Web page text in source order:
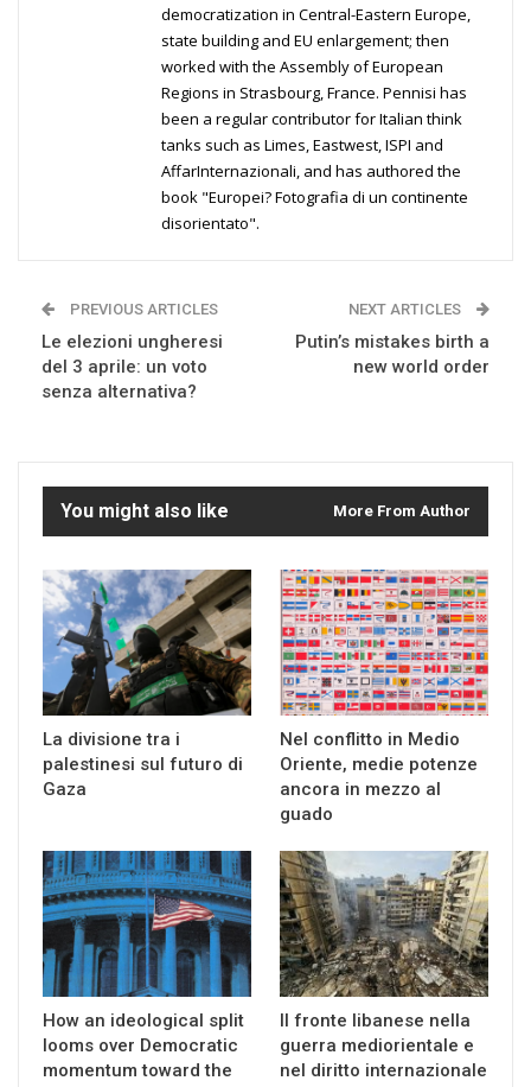
democratization in Central-Eastern Europe,
state building and EU enlargement; then
worked with the Assembly of European
Regions in Strasbourg, France. Pennisi has
been a regular contributor for Italian think
tanks such as Limes, Eastwest, ISPI and
AffarInternazionali, and has authored the
book "Europei? Fotografia di un continente
disorientato".
PREVIOUS ARTICLES
Le elezioni ungheresi
del 3 aprile: un voto
senza alternativa?
NEXT ARTICLES
Putin’s mistakes birth a
new world order
You might also like More From Author
La divisione tra i
palestinesi sul futuro di
Gaza
Nel conflitto in Medio
Oriente, medie potenze
ancora in mezzo al
guado
How an ideological split
looms over Democratic
momentum toward the
Il fronte libanese nella
guerra mediorientale e
nel diritto internazionale